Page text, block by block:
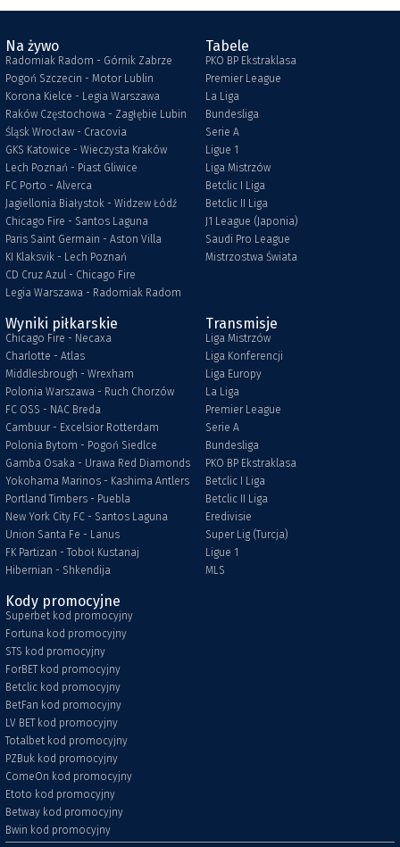
Na żywo
Radomiak Radom - Górnik Zabrze
Pogoń Szczecin - Motor Lublin
Korona Kielce - Legia Warszawa
Raków Częstochowa - Zagłębie Lubin
Śląsk Wrocław - Cracovia
GKS Katowice - Wieczysta Kraków
Lech Poznań - Piast Gliwice
FC Porto - Alverca
Jagiellonia Białystok - Widzew Łódź
Chicago Fire - Santos Laguna
Paris Saint Germain - Aston Villa
KI Klaksvik - Lech Poznań
CD Cruz Azul - Chicago Fire
Legia Warszawa - Radomiak Radom
Tabele
PKO BP Ekstraklasa
Premier League
La Liga
Bundesliga
Serie A
Ligue 1
Liga Mistrzów
Betclic I Liga
Betclic II Liga
J1 League (Japonia)
Saudi Pro League
Mistrzostwa Świata
Wyniki piłkarskie
Chicago Fire - Necaxa
Charlotte - Atlas
Middlesbrough - Wrexham
Polonia Warszawa - Ruch Chorzów
FC OSS - NAC Breda
Cambuur - Excelsior Rotterdam
Polonia Bytom - Pogoń Siedlce
Gamba Osaka - Urawa Red Diamonds
Yokohama Marinos - Kashima Antlers
Portland Timbers - Puebla
New York City FC - Santos Laguna
Union Santa Fe - Lanus
FK Partizan - Toboł Kustanaj
Hibernian - Shkendija
Transmisje
Liga Mistrzów
Liga Konferencji
Liga Europy
La Liga
Premier League
Serie A
Bundesliga
PKO BP Ekstraklasa
Betclic I Liga
Betclic II Liga
Eredivisie
Super Lig (Turcja)
Ligue 1
MLS
Kody promocyjne
Superbet kod promocyjny
Fortuna kod promocyjny
STS kod promocyjny
ForBET kod promocyjny
Betclic kod promocyjny
BetFan kod promocyjny
LV BET kod promocyjny
Totalbet kod promocyjny
PZBuk kod promocyjny
ComeOn kod promocyjny
Etoto kod promocyjny
Betway kod promocyjny
Bwin kod promocyjny